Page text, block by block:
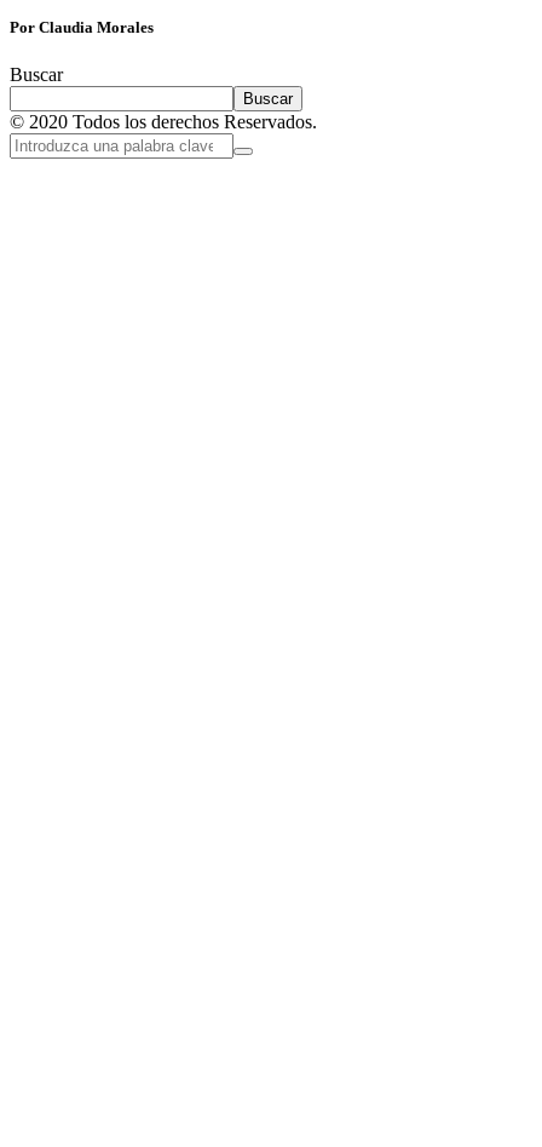
Por Claudia Morales
Buscar
Buscar
© 2020 Todos los derechos Reservados.